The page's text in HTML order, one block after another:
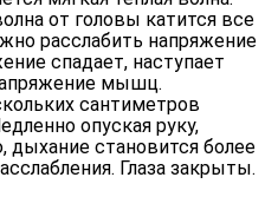
от головы катится все
расслабить напряжение
спадает, наступает
мышц.
сантиметров
опуская руку,
становится более
Глаза закрыты.